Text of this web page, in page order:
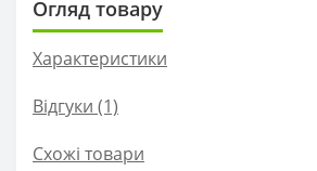
Огляд товару
Характеристики
Відгуки (1)
Схожі товари